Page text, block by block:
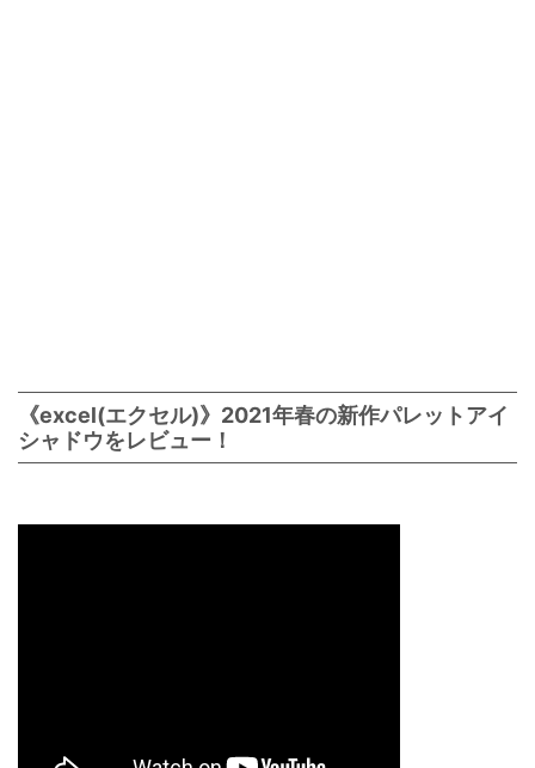
《excel(エクセル)》2021年春の新作パレットアイ
シャドウをレビュー！